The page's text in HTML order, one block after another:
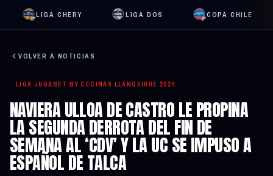
LIGA CHERY LIGA DOS COPA CHILE
VOLVER A NOTICIAS
LIGA JUGABET BY CECINAS LLANQUIHUE 2024
NAVIERA ULLOA DE CASTRO LE PROPINA
LA SEGUNDA DERROTA DEL FIN DE
SEMANA AL ‘CDV’ Y LA UC SE IMPUSO A
ESPAÑOL DE TALCA